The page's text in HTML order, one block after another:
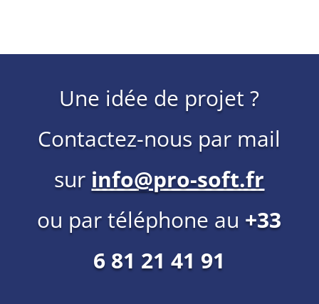
Une idée de projet ?
Contactez-nous par mail
sur info@pro-soft.fr
ou par téléphone au +33
6 81 21 41 91